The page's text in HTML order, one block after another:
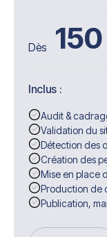
Dès 150
Inclus :
Audit &
Validation du
Détection des
Création des
Mise en place
Production de
Publication,